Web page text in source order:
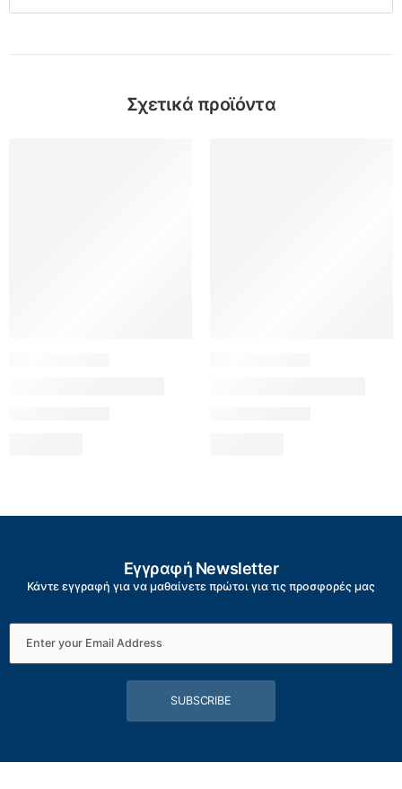
Σχετικά προϊόντα
Εγγραφή Newsletter
Κάντε εγγραφή για να μαθαίνετε πρώτοι για τις προσφορές μας
SUBSCRIBE